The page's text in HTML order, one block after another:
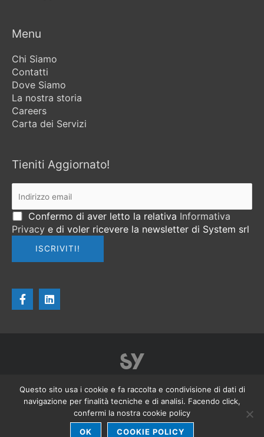
Menu
Chi Siamo
Contatti
Dove Siamo
La nostra storia
Careers
Carta dei Servizi
Tieniti Aggiornato!
Confermo di aver letto la relativa Informativa
Privacy e di voler ricevere la newsletter di System srl
F
a
c
f
L
i
n
Homepage Privacy Sito Cookie Policy
Privacy per i Clienti
Note Legali
© Copyright 2026 - System srl - la riproduzione di testi e immagini è vietata.
Questo sito usa i cookie e fa raccolta e condivisione di dati di
navigazione per finalità tecniche e di analisi. Facendo click,
confermi la nostra cookie policy
OK
COOKIE POLICY